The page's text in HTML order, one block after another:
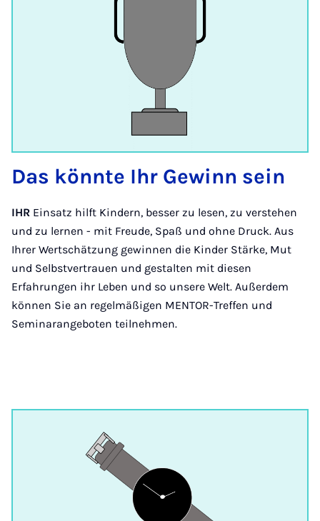
Das könnte Ihr Gewinn sein
IHR Einsatz hilft Kindern, besser zu lesen, zu verstehen
und zu lernen - mit Freude, Spaß und ohne Druck. Aus
Ihrer Wertschätzung gewinnen die Kinder Stärke, Mut
und Selbstvertrauen und gestalten mit diesen
Erfahrungen ihr Leben und so unsere Welt. Außerdem
können Sie an regelmäßigen MENTOR-Treffen und
Seminarangeboten teilnehmen.